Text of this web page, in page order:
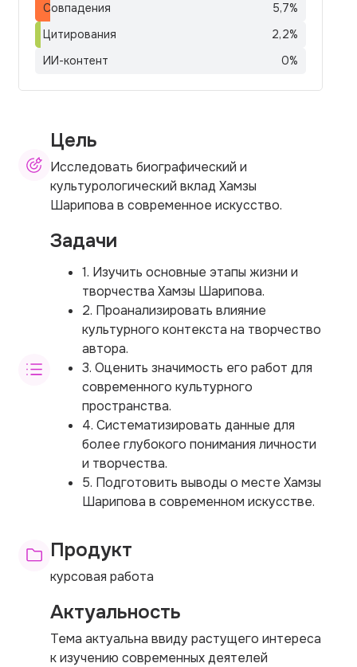
Совпадения
5,7%
Цитирования
2,2%
ИИ-контент
0%
Цель
Исследовать биографический и
культурологический вклад Хамзы
Шарипова в современное искусство.
Задачи
1. Изучить основные этапы жизни и
творчества Хамзы Шарипова.
2. Проанализировать влияние
культурного контекста на творчество
автора.
3. Оценить значимость его работ для
современного культурного
пространства.
4. Систематизировать данные для
более глубокого понимания личности
и творчества.
5. Подготовить выводы о месте Хамзы
Шарипова в современном искусстве.
Продукт
курсовая работа
Актуальность
Тема актуальна ввиду растущего интереса
к изучению современных деятелей